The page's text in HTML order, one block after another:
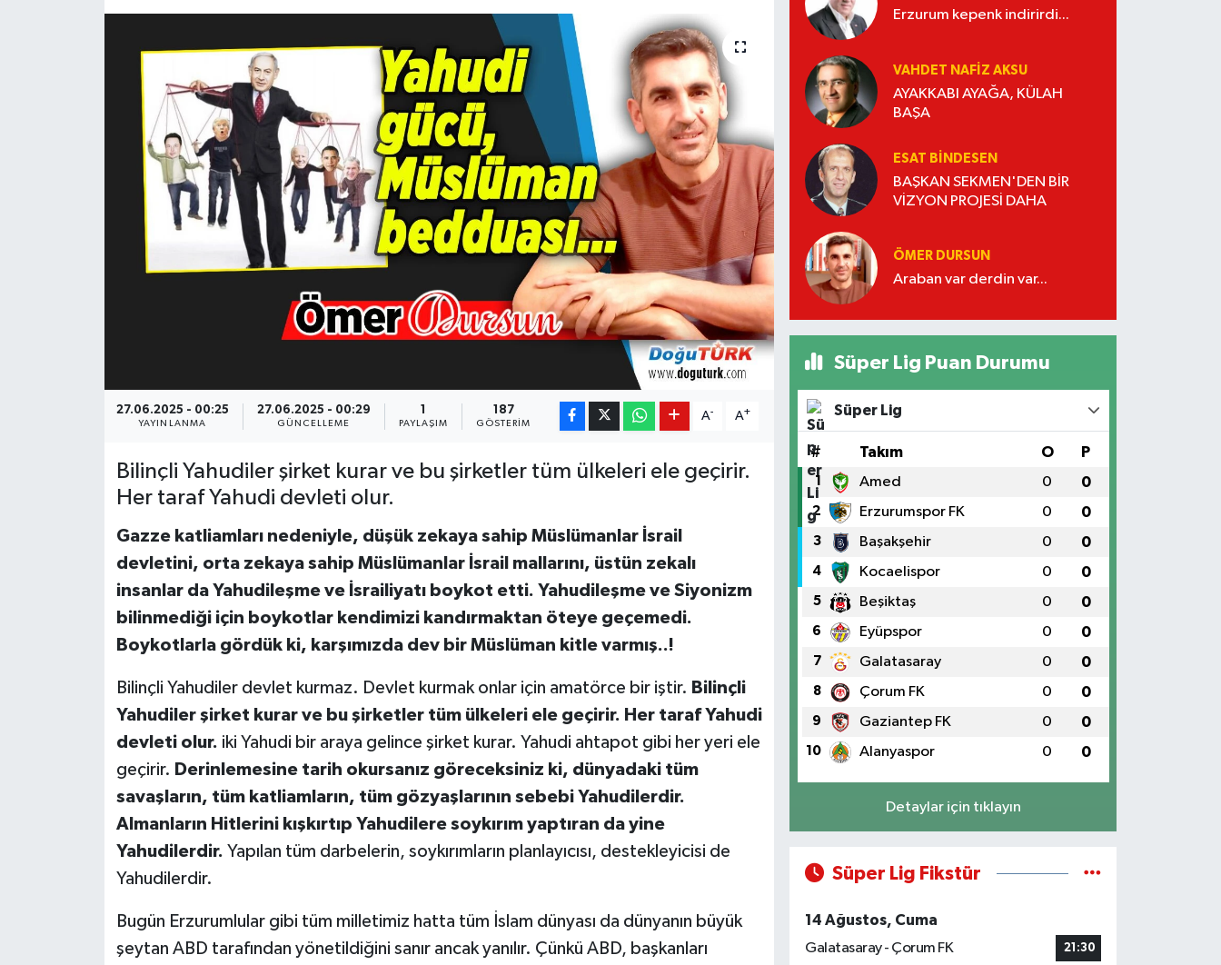
27.06.2025 - 00:25
YAYINLANMA
27.06.2025 - 00:29
GÜNCELLEME
1
PAYLAŞIM
187
GÖSTERIM
A- A+
Bilinçli Yahudiler şirket kurar ve bu şirketler tüm ülkeleri ele geçirir.
Her taraf Yahudi devleti olur.
Gazze katliamları nedeniyle, düşük zekaya sahip Müslümanlar İsrail
devletini, orta zekaya sahip Müslümanlar İsrail mallarını, üstün zekalı
insanlar da Yahudileşme ve İsrailiyatı boykot etti. Yahudileşme ve Siyonizm
bilinmediği için boykotlar kendimizi kandırmaktan öteye geçemedi.
Boykotlarla gördük ki, karşımızda dev bir Müslüman kitle varmış..!
Bilinçli Yahudiler devlet kurmaz. Devlet kurmak onlar için amatörce bir iştir. Bilinçli
Yahudiler şirket kurar ve bu şirketler tüm ülkeleri ele geçirir. Her taraf Yahudi
devleti olur. iki Yahudi bir araya gelince şirket kurar. Yahudi ahtapot gibi her yeri ele
geçirir. Derinlemesine tarih okursanız göreceksiniz ki, dünyadaki tüm
savaşların, tüm katliamların, tüm gözyaşlarının sebebi Yahudilerdir.
Almanların Hitlerini kışkırtıp Yahudilere soykırım yaptıran da yine
Yahudilerdir. Yapılan tüm darbelerin, soykırımların planlayıcısı, destekleyicisi de
Yahudilerdir.
Bugün Erzurumlular gibi tüm milletimiz hatta tüm İslam dünyası da dünyanın büyük
şeytan ABD tarafından yönetildiğini sanır ancak yanılır. Çünkü ABD, başkanları
Erzurum kepenk indirirdi...
VAHDET NAFIZ AKSU
AYAKKABI AYAĞA, KÜLAH
BAŞA
ESAT BİNDESEN
BAŞKAN SEKMEN'DEN BİR
VİZYON PROJESİ DAHA
ÖMER DURSUN
Araban var derdin var...
Süper Lig Puan Durumu
Süper Lig
# Takım O P
1 Amed 0 0
2 Erzurumspor FK 0 0
3 Başakşehir 0 0
4 Kocaelispor 0 0
5 Beşiktaş 0 0
6 Eyüpspor 0 0
7 Galatasaray 0 0
8 Çorum FK 0 0
9 Gaziantep FK 0 0
10 Alanyaspor 0 0
Detaylar için tıklayın
Süper Lig Fikstür
14 Ağustos, Cuma
Galatasaray - Çorum FK
21:30